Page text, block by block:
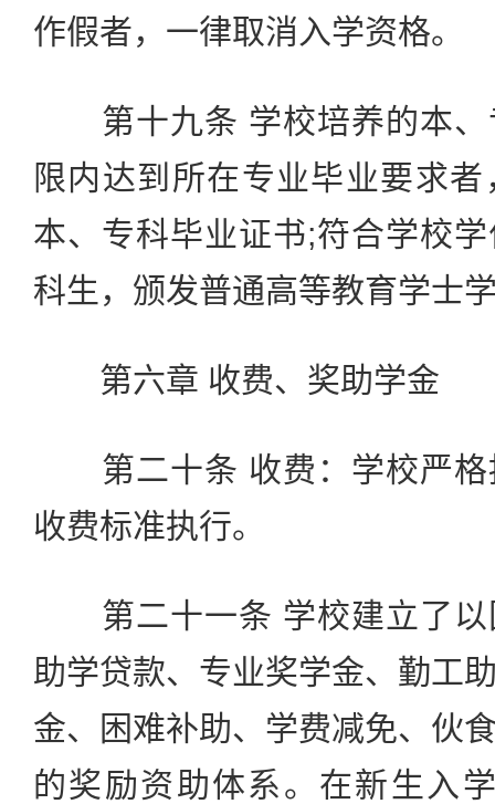
作假者，一律取消入学资格。
第十九条 学校培养的本、
限内达到所在专业毕业要求
本、专科毕业证书;符合学校
科生，颁发普通高等教育学士
第六章 收费、奖助学金
第二十条 收费：学校严格
收费标准执行。
第二十一条 学校建立了以
助学贷款、专业奖学金、勤工
金、困难补助、学费减免、伙
的奖励资助体系。在新生入